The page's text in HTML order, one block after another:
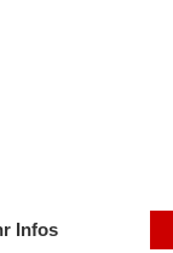
Infos